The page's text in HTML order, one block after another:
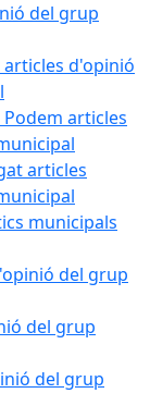
del grup
d'opinió
articles
articles
municipals
del grup
del grup
del grup